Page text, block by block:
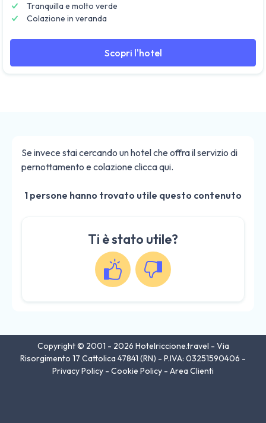
Tranquilla e molto verde
Colazione in veranda
Scopri l'hotel
Se invece stai cercando un hotel che offra il servizio di
pernottamento e colazione clicca qui.
1 persone hanno trovato utile questo contenuto
Ti è stato utile?
Copyright © 2001 - 2026 Hotelriccione.travel - Via
Risorgimento 17 Cattolica 47841 (RN) - P.IVA: 03251590406 -
Privacy Policy - Cookie Policy - Area Clienti